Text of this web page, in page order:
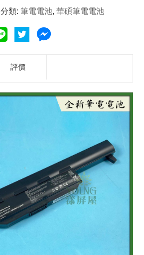
分類:筆電電池,華碩筆電電池
評價